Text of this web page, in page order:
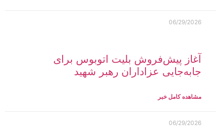
06/29/2026
آغاز پیش‌فروش بلیت اتوبوس برای
جابه‌جایی عزاداران رهبر شهید
مشاهده کامل خبر
06/29/2026